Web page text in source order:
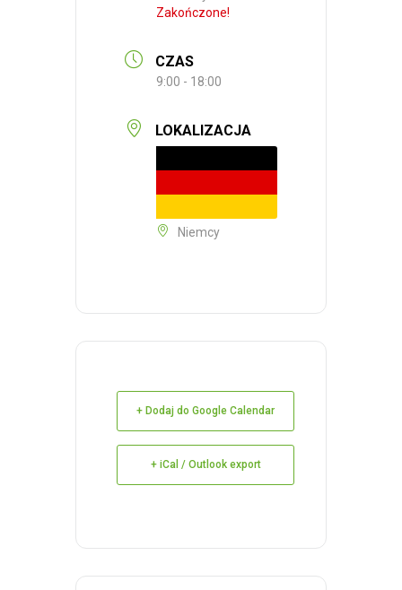
Zakończone!
CZAS
9:00 - 18:00
LOKALIZACJA
Niemcy
+ Dodaj do Google Calendar
+ iCal / Outlook export